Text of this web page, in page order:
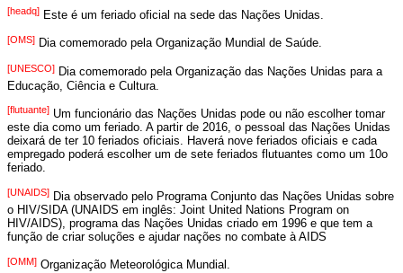
53 28 29 30 31
[headq] Este é um feriado oficial na sede das Nações Unidas.
[OMS] Dia comemorado pela Organização Mundial de Saúde.
[UNESCO] Dia comemorado pela Organização das Nações Unidas para a
Educação, Ciência e Cultura.
[flutuante] Um funcionário das Nações Unidas pode ou não escolher tomar
este dia como um feriado. A partir de 2016, o pessoal das Nações Unidas
deixará de ter 10 feriados oficiais. Haverá nove feriados oficiais e cada
empregado poderá escolher um de sete feriados flutuantes como um 10o
feriado.
[UNAIDS] Dia observado pelo Programa Conjunto das Nações Unidas sobre
o HIV/SIDA (UNAIDS em inglês: Joint United Nations Program on
HIV/AIDS), programa das Nações Unidas criado em 1996 e que tem a
função de criar soluções e ajudar nações no combate à AIDS
[OMM] Organização Meteorológica Mundial.